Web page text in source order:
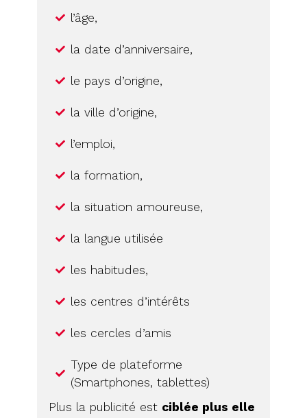
l’âge,
la date d’anniversaire,
le pays d’origine,
la ville d’origine,
l’emploi,
la formation,
la situation amoureuse,
la langue utilisée
les habitudes,
les centres d’intérêts
les cercles d’amis
Type de plateforme
(Smartphones, tablettes)
Plus la publicité est ciblée plus elle